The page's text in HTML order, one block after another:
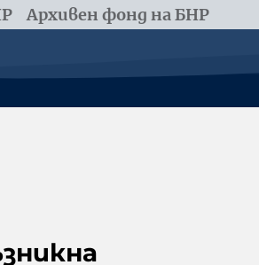
Архивен фонд на БНР